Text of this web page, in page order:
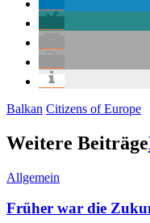
Balkan Citizens of Europe
Weitere Beiträge
Allgemein
Früher war die